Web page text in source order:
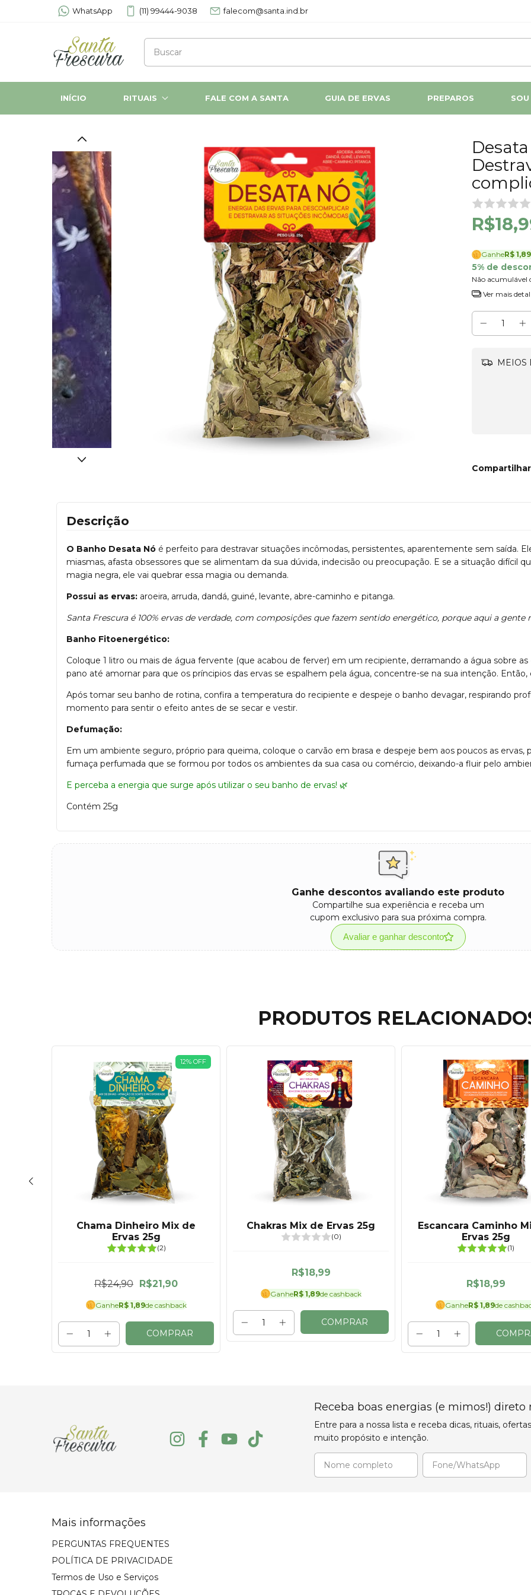
WhatsApp (11) 99444-9038 falecom@santa.ind.br
INÍCIO RITUAIS FALE COM A SANTA GUIA DE ERVAS PREPAROS
GanheR$ 1,89
5% de
Não acumulável
Ver mais
MEIOS
Compartilhar
Descrição
O Banho Desata Nó é perfeito para destravar situações incômodas, persistentes, aparentemente sem saída.
miasmas, afasta obsessores que se alimentam da sua dúvida, indecisão ou preocupação. E se a situação difícil
magia negra, ele vai quebrar essa magia ou demanda.
Possui as ervas: aroeira, arruda, dandá, guiné, levante, abre-caminho e pitanga.
Santa Frescura é 100% ervas de verdade, com composições que fazem sentido energético, porque aqui a gente
Banho Fitoenergético:
Coloque 1 litro ou mais de água fervente (que acabou de ferver) em um recipiente, derramando a água sobre
pano até amornar para que os príncipios das ervas se espalhem pela água, concentre-se na sua intenção.
Após tomar seu banho de rotina, confira a temperatura do recipiente e despeje o banho devagar, respirando
momento para sentir o efeito antes de se secar e vestir.
Defumação:
Em um ambiente seguro, próprio para queima, coloque o carvão em brasa e despeje bem aos poucos as ervas,
fumaça perfumada que se formou por todos os ambientes da sua casa ou comércio, deixando-a fluir pelo
E perceba a energia que surge após utilizar o seu banho de ervas! 🌿
Contém 25g
Ganhe descontos avaliando este produto
Compartilhe sua experiência e receba um
cupom exclusivo para sua próxima compra.
Avaliar e ganhar desconto
PRODUTOS
12% OFF
Chama Dinheiro Mix de
Ervas 25g
(2)
R$24,90 R$21,90
GanheR$ 1,89de cashback
COMPRAR
Chakras Mix de Ervas 25g
(0)
R$18,99
GanheR$ 1,89de cashback
COMPRAR
Escancara Caminho
Ervas 25g
(1)
R$18,99
GanheR$ 1,89de
Receba boas energias (e mimos!) direto
Entre para a nossa lista e receba dicas, rituais,
muito propósito e intenção.
Mais informações
PERGUNTAS FREQUENTES
POLÍTICA DE PRIVACIDADE
Termos de Uso e Serviços